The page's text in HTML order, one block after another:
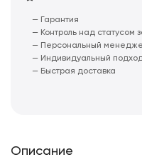
— Гарантия
— Контроль над статусом
— Персональный
— Индивидуальный
— Быстрая доставка
Описание